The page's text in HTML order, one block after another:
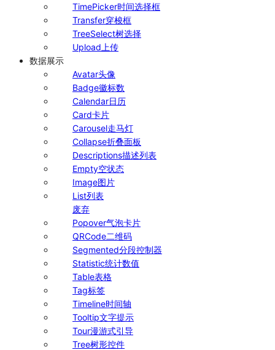
TimePicker时间选择框
Transfer穿梭框
TreeSelect树选择
Upload 上传
数据展示
Avatar头像
Badge徽标数
Calendar日历
Card卡片
Carousel走马灯
Collapse折叠面板
Descriptions描述列表
Empty空状态
Image图片
List列表
废弃
Popover气泡卡片
QRCode二维码
Segmented分段控制器
Statistic统计数值
Table表格
Tag标签
Timeline时间轴
Tooltip文字提示
Tour漫游式引导
Tree树形控件